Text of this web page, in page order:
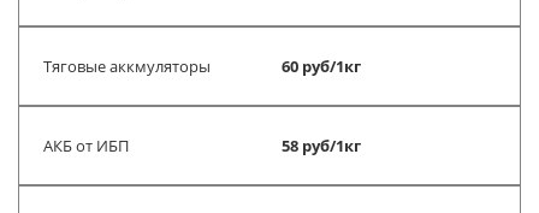
Тяговые аккмуляторы 60 руб/1кг
АКБ от ИБП 58 руб/1кг